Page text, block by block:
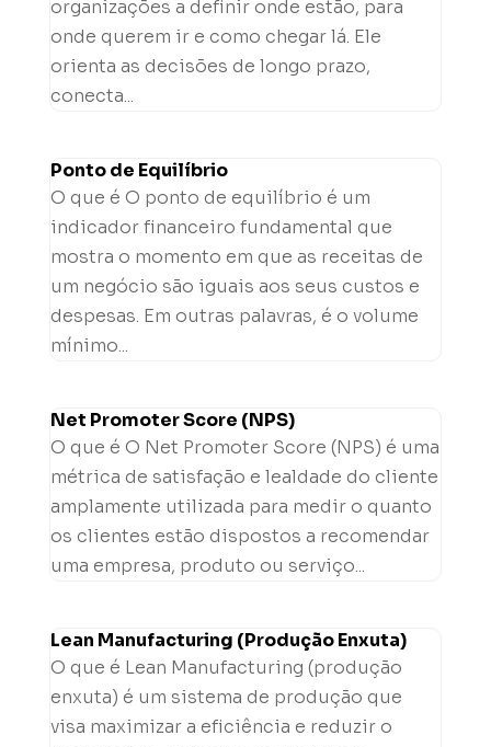
organizações a definir onde estão, para
onde querem ir e como chegar lá. Ele
orienta as decisões de longo prazo,
conecta...
Ponto de Equilíbrio
O que é O ponto de equilíbrio é um
indicador financeiro fundamental que
mostra o momento em que as receitas de
um negócio são iguais aos seus custos e
despesas. Em outras palavras, é o volume
mínimo...
Net Promoter Score (NPS)
O que é O Net Promoter Score (NPS) é uma
métrica de satisfação e lealdade do cliente
amplamente utilizada para medir o quanto
os clientes estão dispostos a recomendar
uma empresa, produto ou serviço...
Lean Manufacturing (Produção Enxuta)
O que é Lean Manufacturing (produção
enxuta) é um sistema de produção que
visa maximizar a eficiência e reduzir o